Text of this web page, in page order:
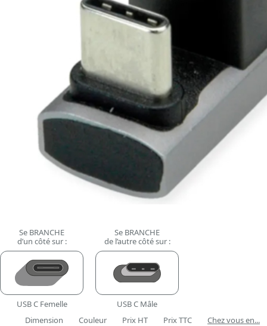
Se BRANCHE
d’un côté sur :
USB C Femelle
Se BRANCHE
de l’autre côté sur :
USB C Mâle
Dimension
Couleur Prix HT Prix TTC Chez vous en...